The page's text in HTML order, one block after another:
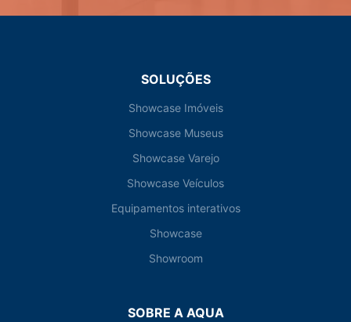
SOLUÇÕES
Showcase Imóveis
Showcase Museus
Showcase Varejo
Showcase Veículos
Equipamentos interativos
Showcase
Showroom
SOBRE A AQUA